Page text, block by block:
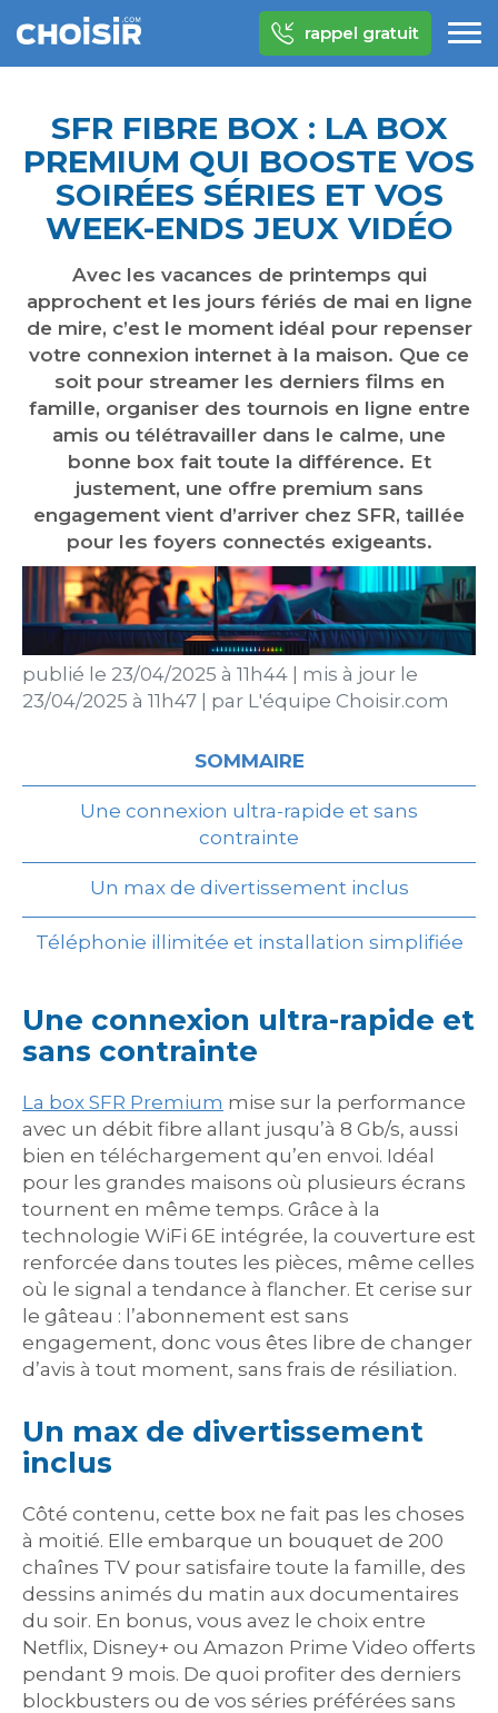
rappel gratuit
SFR FIBRE BOX : LA BOX
PREMIUM QUI BOOSTE VOS
SOIRÉES SÉRIES ET VOS
WEEK-ENDS JEUX VIDÉO
Avec les vacances de printemps qui
approchent et les jours fériés de mai en ligne
de mire, c’est le moment idéal pour repenser
votre connexion internet à la maison. Que ce
soit pour streamer les derniers films en
famille, organiser des tournois en ligne entre
amis ou télétravailler dans le calme, une
bonne box fait toute la différence. Et
justement, une offre premium sans
engagement vient d’arriver chez SFR, taillée
pour les foyers connectés exigeants.
publié le 23/04/2025 à 11h44
mis à jour le
23/04/2025 à 11h47
par L'équipe Choisir.com
SOMMAIRE
Une connexion ultra-rapide et sans
contrainte
Un max de divertissement inclus
Téléphonie illimitée et installation simplifiée
Une connexion ultra-rapide et
sans contrainte
La box SFR Premium mise sur la performance
avec un débit fibre allant jusqu’à 8 Gb/s, aussi
bien en téléchargement qu’en envoi. Idéal
pour les grandes maisons où plusieurs écrans
tournent en même temps. Grâce à la
technologie WiFi 6E intégrée, la couverture est
renforcée dans toutes les pièces, même celles
où le signal a tendance à flancher. Et cerise sur
le gâteau : l’abonnement est sans
engagement, donc vous êtes libre de changer
d’avis à tout moment, sans frais de résiliation.
Un max de divertissement
inclus
Côté contenu, cette box ne fait pas les choses
à moitié. Elle embarque un bouquet de 200
chaînes TV pour satisfaire toute la famille, des
dessins animés du matin aux documentaires
du soir. En bonus, vous avez le choix entre
Netflix, Disney+ ou Amazon Prime Video offerts
pendant 9 mois. De quoi profiter des derniers
blockbusters ou de vos séries préférées sans